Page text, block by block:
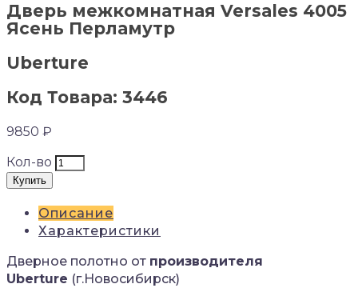
Дверь межкомнатная Versales 4005
Ясень Перламутр
Uberture
Код Товара: 3446
9850 ₽
Кол-во
Купить
Описание
Характеристики
Дверное полотно от производителя
Uberture (г.Новосибирск)